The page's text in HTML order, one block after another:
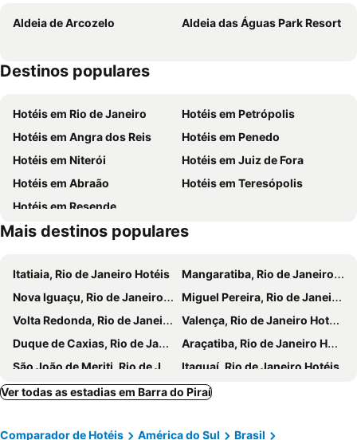
Aldeia de Arcozelo Aldeia das Águas Park Resort
Destinos populares
Hotéis em Rio de Janeiro
Hotéis em Petrópolis
Hotéis em Angra dos Reis
Hotéis em Penedo
Hotéis em Niterói
Hotéis em Juiz de Fora
Hotéis em Abraão
Hotéis em Teresópolis
Hotéis em Resende
Mais destinos populares
Itatiaia, Rio de Janeiro Hotéis
Mangaratiba, Rio de Janeiro Hotéis
Nova Iguaçu, Rio de Janeiro Hotéis
Miguel Pereira, Rio de Janeiro Hotéis
Volta Redonda, Rio de Janeiro Hotéis
Valença, Rio de Janeiro Hotéis
Duque de Caxias, Rio de Janeiro Hotéis
Araçatiba, Rio de Janeiro Hotéis
São João de Meriti, Rio de Janeiro Hotéis
Itaguaí, Rio de Janeiro Hotéis
Vassouras, Rio de Janeiro Hotéis
Bocaina de Minas, Minas Gerais Hotéis
Lima Duarte, Minas Gerais Hotéis
Três Rios, Rio de Janeiro Hotéis
Ver todas as estadias em Barra do Piraí
Comparador de Hotéis América do Sul
Brasil